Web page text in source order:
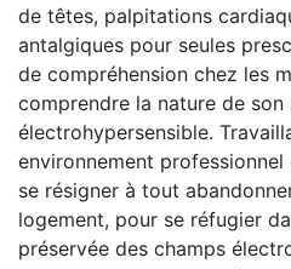
de têtes, palpitations
antalgiques pour seules
de compréhension chez les
comprendre la nature de
électrohypersensible.
environnement
se résigner à tout
logement, pour se réfugier
préservée des champs